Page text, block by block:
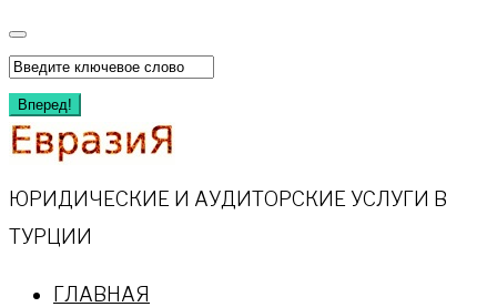
Перейти
к
содержимому
Искать:
Вперед!
ЮРИДИЧЕСКИЕ И АУДИТОРСКИЕ УСЛУГИ В
ТУРЦИИ
ГЛАВНАЯ